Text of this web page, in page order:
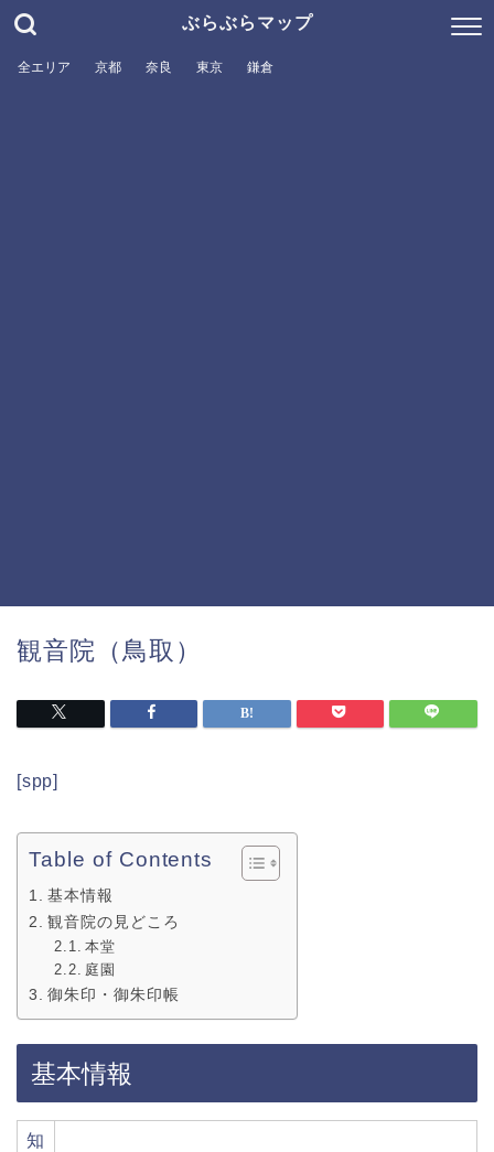
ぶらぶらマップ
全エリア 京都 奈良 東京 鎌倉
観音院（鳥取）
[spp]
Table of Contents
基本情報
観音院の見どころ
本堂
庭園
御朱印・御朱印帳
基本情報
知